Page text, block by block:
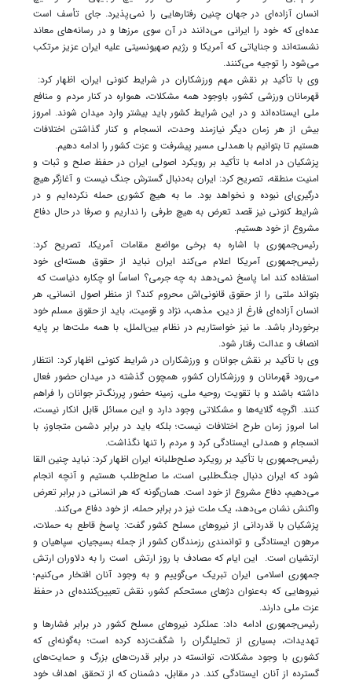
انسان آزاده‌ای در جهان چنین رفتارهایی را نمی‌پذیرد. جای تأسف است
عده‌ای که خود را ایرانی می‌دانند در آن سوی مرزها و در رسانه‌های معاند
نشسته‌اند و جنایاتی که آمریکا و رژیم صهیونسیتی علیه ایران عزیز مرتکب
می‌شود را توجیه می‌کنند.
وی با تأکید بر نقش مهم ورزشکاران در شرایط کنونی ایران، اظهار کرد:
قهرمانان ورزشی کشور، باوجود همه مشکلات، همواره در کنار مردم و منافع
ملی ایستاده‌اند و در این شرایط کشور باید بیشتر وارد میدان شوند. امروز
بیش از هر زمان دیگر نیازمند وحدت، انسجام و کنار گذاشتن اختلافات
هستیم تا بتوانیم با همدلی مسیر پیشرفت و عزت کشور را ادامه دهیم.
پزشکیان در ادامه با تأکید بر رویکرد اصولی ایران در حفظ صلح و ثبات و
امنیت منطقه، تصریح کرد: ایران به‌دنبال گسترش جنگ نیست و آغازگر هیچ
درگیری‌ای نبوده و نخواهد بود. ما به هیچ کشوری حمله نکرده‌ایم و در
شرایط کنونی نیز قصد تعرض به هیچ طرفی را نداریم و صرفا در حال دفاع
مشروع از خود هستیم.
رئیس‌جمهوری با اشاره به برخی مواضع مقامات آمریکا، تصریح کرد:
رئیس‌جمهوری آمریکا اعلام می‌کند ایران نباید از حقوق هسته‌ای خود
استفاده کند اما پاسخ نمی‌دهد به چه جرمی؟ اساساً او چکاره دنیاست که
بتواند ملتی را از حقوق قانونی‌اش محروم کند؟ از منظر اصول انسانی، هر
انسان آزاده‌ای فارغ از دین، مذهب، نژاد و قومیت، باید از حقوق مسلم خود
برخوردار باشد. ما نیز خواستاریم در نظام بین‌الملل، با همه ملت‌ها بر پایه
انصاف و عدالت رفتار شود.
وی با تأکید بر نقش جوانان و ورزشکاران در شرایط کنونی اظهار کرد: انتظار
می‌رود قهرمانان و ورزشکاران کشور، همچون گذشته در میدان حضور فعال
داشته باشند و با تقویت روحیه ملی، زمینه حضور پررنگ‌تر جوانان را فراهم
کنند. اگرچه گلایه‌ها و مشکلاتی وجود دارد و این مسائل قابل انکار نیست،
اما امروز زمان طرح اختلافات نیست؛ بلکه باید در برابر دشمن متجاوز، با
انسجام و همدلی ایستادگی کرد و مردم را تنها نگذاشت.
رئیس‌جمهوری با تأکید بر رویکرد صلح‌طلبانه ایران اظهار کرد: نباید چنین القا
شود که ایران دنبال جنگ‌طلبی است، ما صلح‌طلب هستیم و آنچه انجام
می‌دهیم، دفاع مشروع از خود است. همان‌گونه که هر انسانی در برابر تعرض
واکنش نشان می‌دهد، یک ملت نیز در برابر حمله، از خود دفاع می‌کند.
پزشکیان با قدردانی از نیروهای مسلح کشور گفت: پاسخ قاطع به حملات،
مرهون ایستادگی و توانمندی رزمندگان کشور از جمله بسیجیان، سپاهیان و
ارتشیان است. این ایام که مصادف با روز ارتش است را به دلاوران ارتش
جمهوری اسلامی ایران تبریک می‌گوییم و به وجود آنان افتخار می‌کنیم؛
نیروهایی که به‌عنوان دژهای مستحکم کشور، نقش تعیین‌کننده‌ای در حفظ
عزت ملی دارند.
رئیس‌جمهوری ادامه داد: عملکرد نیروهای مسلح کشور در برابر فشارها و
تهدیدات، بسیاری از تحلیلگران را شگفت‌زده کرده است؛ به‌گونه‌ای که
کشوری با وجود مشکلات، توانسته در برابر قدرت‌های بزرگ و حمایت‌های
گسترده از آنان ایستادگی کند. در مقابل، دشمنان که از تحقق اهداف خود